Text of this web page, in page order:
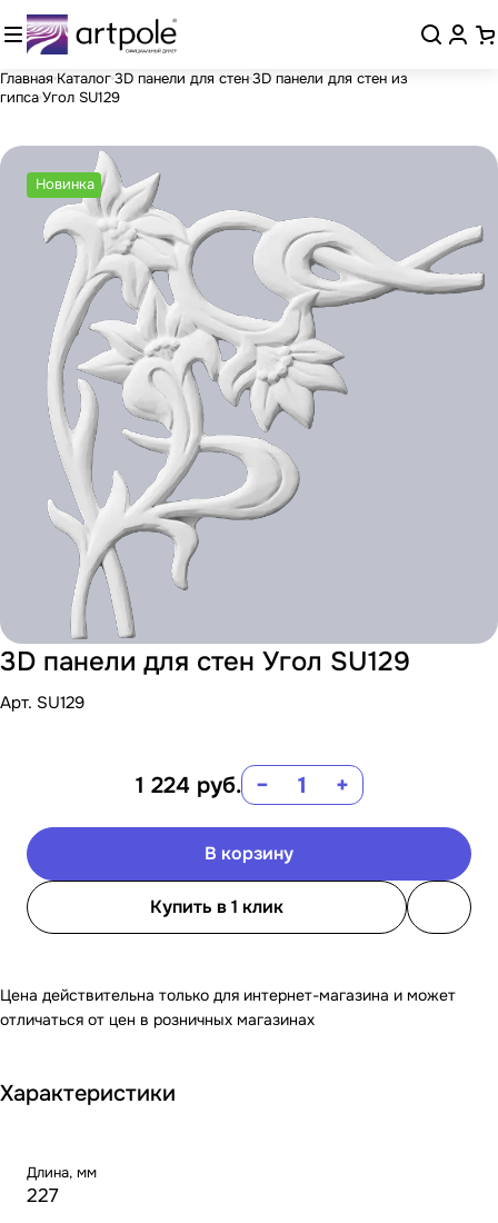
Главная Каталог3D панели для стен3D панели для стен из
гипсаУгол SU129
Новинка
3D панели для стен Угол SU129
Арт. SU129
1 224 руб. − +
В корзину
Купить в 1 клик
Цена действительна только для интернет-магазина и может
отличаться от цен в розничных магазинах
Характеристики
Длина, мм
227